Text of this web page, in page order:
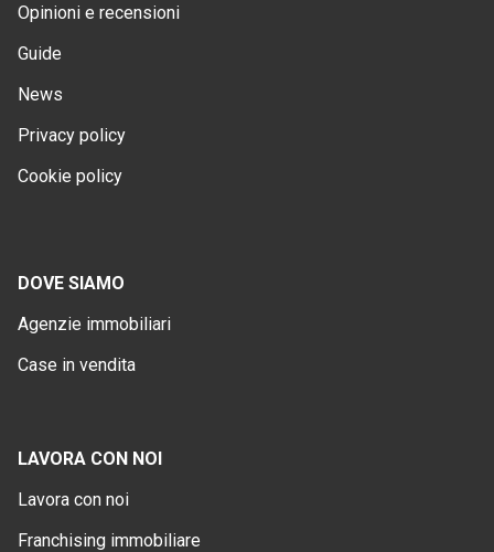
Opinioni e recensioni
Guide
News
Privacy policy
Cookie policy
DOVE SIAMO
Agenzie immobiliari
Case in vendita
LAVORA CON NOI
Lavora con noi
Franchising immobiliare